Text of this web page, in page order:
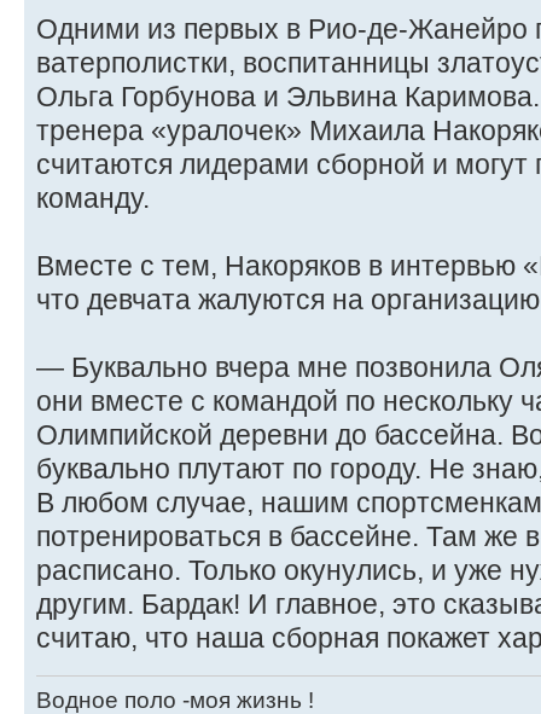
Одними из первых в Рио-де-Жанейро
ватерполистки, воспитанницы
Ольга Горбунова и Эльвина
тренера «уралочек» Михаила
считаются лидерами сборной и могут
команду.
Вместе с тем, Накоряков в интервью
что девчата жалуются на
— Буквально вчера мне позвонила
они вместе с командой по нескольку
Олимпийской деревни до бассейна.
буквально плутают по городу. Не
В любом случае, нашим
потренироваться в бассейне. Там же
расписано. Только окунулись, и уже
другим. Бардак! И главное, это
считаю, что наша сборная покажет
Водное поло -моя жизнь !